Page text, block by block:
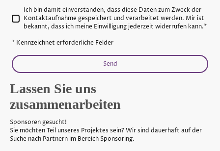
Ich bin damit einverstanden, dass diese Daten zum Zweck der
Kontaktaufnahme gespeichert und verarbeitet werden. Mir ist
bekannt, dass ich meine Einwilligung jederzeit widerrufen kann.*
* Kennzeichnet erforderliche Felder
Send
Lassen Sie uns
zusammenarbeiten
Sponsoren gesucht!
Sie möchten Teil unseres Projektes sein? Wir sind dauerhaft auf der
Suche nach Partnern im Bereich Sponsoring.